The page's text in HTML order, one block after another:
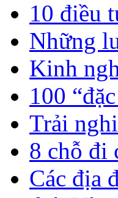
10 điều
Những
Kinh
100
Trải
8 chỗ đi
Các địa